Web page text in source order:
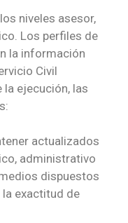
niveles asesor,
Los perfiles de
la información
Civil
la ejecución, las
actualizados
administrativo
dispuestos
exactitud de